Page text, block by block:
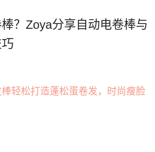
？Zoya分享自动电卷棒与